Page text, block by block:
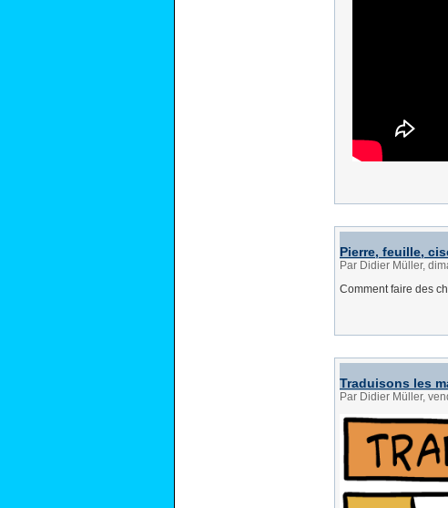
Pierre, feuille,
Par Didier Müller,
Comment faire des
Traduisons les
Par Didier Müller,